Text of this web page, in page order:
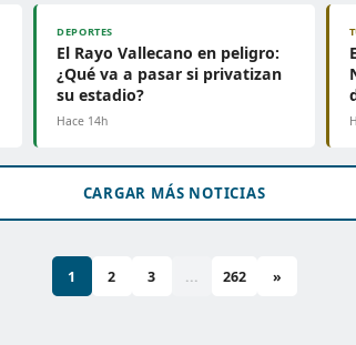
DEPORTES
El Rayo Vallecano en peligro:
¿Qué va a pasar si privatizan
su estadio?
Hace 14h
CARGAR MÁS NOTICIAS
1 2 3 ... 262 »